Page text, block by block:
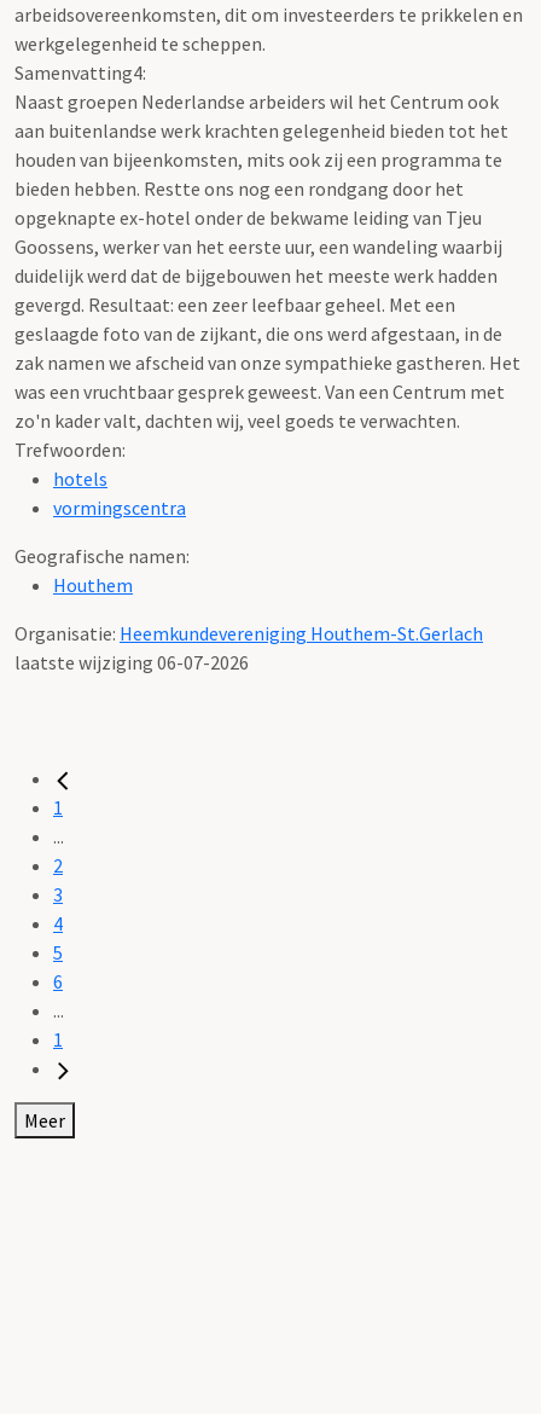
arbeidsovereenkomsten, dit om investeerders te prikkelen en
werkgelegenheid te scheppen.
Samenvatting4:
Naast groepen Nederlandse arbeiders wil het Centrum ook
aan buitenlandse werk krachten gelegenheid bieden tot het
houden van bijeenkomsten, mits ook zij een programma te
bieden hebben. Restte ons nog een rondgang door het
opgeknapte ex-hotel onder de bekwame leiding van Tjeu
Goossens, werker van het eerste uur, een wandeling waarbij
duidelijk werd dat de bijgebouwen het meeste werk hadden
gevergd. Resultaat: een zeer leefbaar geheel. Met een
geslaagde foto van de zijkant, die ons werd afgestaan, in de
zak namen we afscheid van onze sympathieke gastheren. Het
was een vruchtbaar gesprek geweest. Van een Centrum met
zo'n kader valt, dachten wij, veel goeds te verwachten.
Trefwoorden:
hotels
vormingscentra
Geografische namen:
Houthem
Organisatie: Heemkundevereniging Houthem-St.Gerlach
laatste wijziging 06-07-2026
1
...
2
3
4
5
6
...
1
Meer